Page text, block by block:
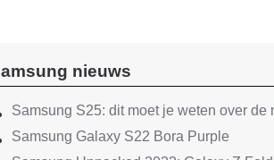
nieuws
Samsung S25: dit moet je weten over de
Samsung Galaxy S22 Bora Purple